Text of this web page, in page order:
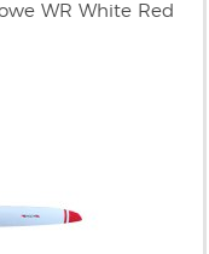
WR White Red